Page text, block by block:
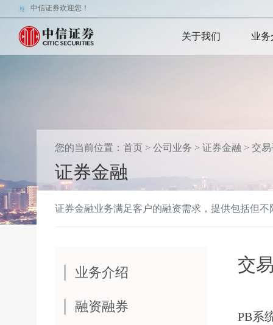
中信证券欢迎您！
关于我们 业务
您的当前位置： 首页 > 公司业务 > 证券金融 > 交
证券金融
证券金融业务满足客户的融资需求，提供包括但
业务介绍
融资融券
交
PB系